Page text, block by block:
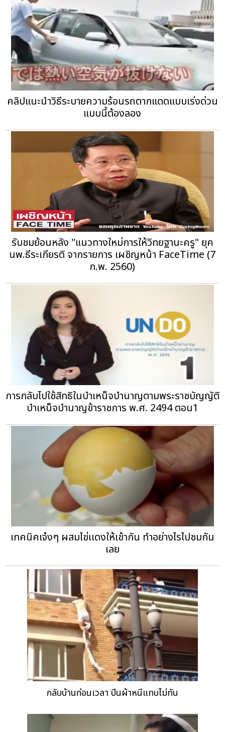
คลิปแนะนำวิธีระบายความร้อนรถตากแดดแบบเร่งด่วน
แบบนี้ต้องลอง
รับชมย้อนหลัง "แนวทางใหม่การให้วิทยฐานะครู" ยุค
นพ.ธีระเกียรติ จากรายการ เผชิญหน้า FaceTime (7
ก.พ. 2560)
การกลับไปใช้สิทธิในบำเหน็จบำนาญตามพระราชบัญญัติ
บำเหน็จบำนาญข้าราชการ พ.ศ. 2494 ตอน1
เทคนิคเจ๋งๆ ผสมไข่เเดงให้เข้ากัน ทำอย่างไรไปชมกัน
เลย
กลับบ้านก่อนเวลา ปีนผ้าหนีแทบไม่ทัน